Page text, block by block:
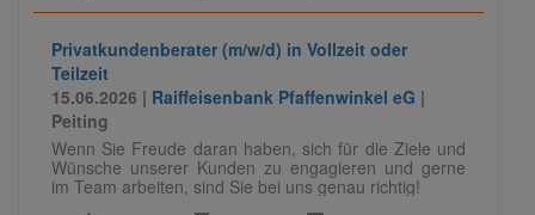
Privatkundenberater (m/w/d) in Vollzeit oder
Teilzeit
15.06.2026 | Raiffeisenbank Pfaffenwinkel eG |
Peiting
Wenn Sie Freude daran haben, sich für die Ziele und
Wünsche unserer Kunden zu engagieren und gerne
im Team arbeiten, sind Sie bei uns genau richtig!